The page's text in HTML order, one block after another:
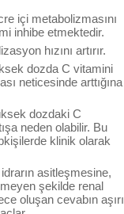
içi metabolizmasını
inhibe etmektedir.
hızını artırır.
dozda C vitamini
neticesinde arttığına
dozdaki C
neden olabilir. Bu
klinik olarak
asitleşmesine,
şekilde renal
oluşan cevabın aşırı